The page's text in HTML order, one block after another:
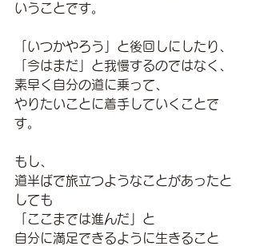
いうことです。
「いつかやろう」と後回しにしたり、
「今はまだ」と我慢するのではなく、
素早く自分の道に乗って、
やりたいことに着手していくことで
す。
もし、
道半ばで旅立つようなことがあったと
しても
「ここまでは進んだ」と
自分に満足できるように生きること